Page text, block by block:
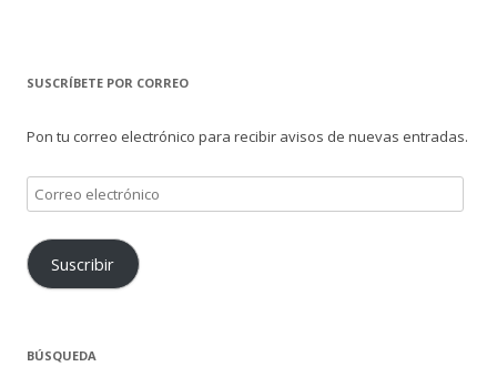
SUSCRÍBETE POR CORREO
Pon tu correo electrónico para recibir avisos de nuevas entradas.
Correo
electrónico
Suscribir
BÚSQUEDA